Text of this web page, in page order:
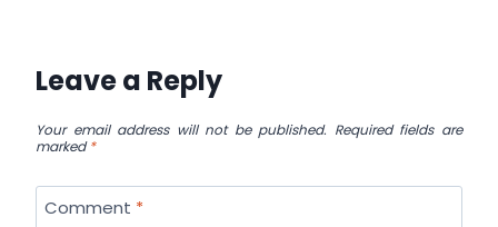
Leave a Reply
Your email address will not be published. Required fields are
marked*
Comment *